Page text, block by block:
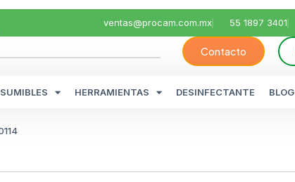
ventas@procam.com.mx 55 1897 3401
Contacto
HERRAMIENTAS DESINFECTANTE BLOG